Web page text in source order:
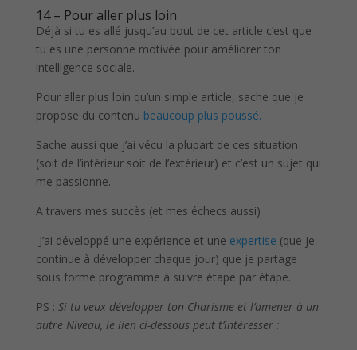
14 – Pour aller plus loin
Déjà si tu es allé jusqu’au bout de cet article c’est que
tu es une personne motivée pour améliorer ton
intelligence sociale.
Pour aller plus loin qu’un simple article, sache que je
propose du contenu beaucoup plus poussé.
Sache aussi que j’ai vécu la plupart de ces situation
(soit de l’intérieur soit de l’extérieur) et c’est un sujet qui
me passionne.
A travers mes succès (et mes échecs aussi)
J’ai développé une expérience et une expertise (que je
continue à développer chaque jour) que je partage
sous forme programme à suivre étape par étape.
PS : Si tu veux développer ton Charisme et l’amener à un
autre Niveau, le lien ci-dessous peut t’intéresser :